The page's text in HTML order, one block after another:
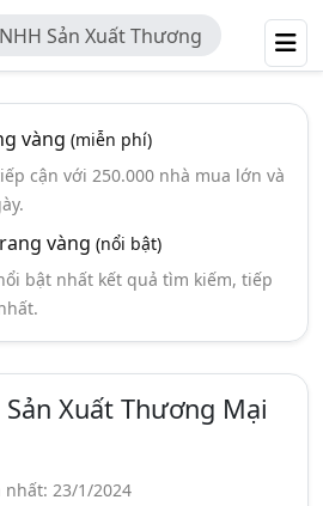
Sản Xuất Thương
vàng (miễn phí)
cận với 250.000 nhà mua lớn và
vàng (nổi bật)
bật nhất kết quả tìm kiếm, tiếp
Sản Xuất Thương Mại
23/1/2024